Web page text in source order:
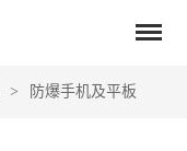
防爆手机及平板